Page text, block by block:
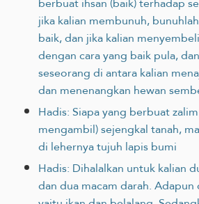
jika kalian membunuh,
baik, dan jika kalian
dengan cara yang baik pula,
seseorang di antara kalian
dan menenangkan hewan
Hadis: Siapa yang berbuat
mengambil) sejengkal tanah,
di lehernya tujuh lapis bumi
Hadis: Dihalalkan untuk kalian
dan dua macam darah.